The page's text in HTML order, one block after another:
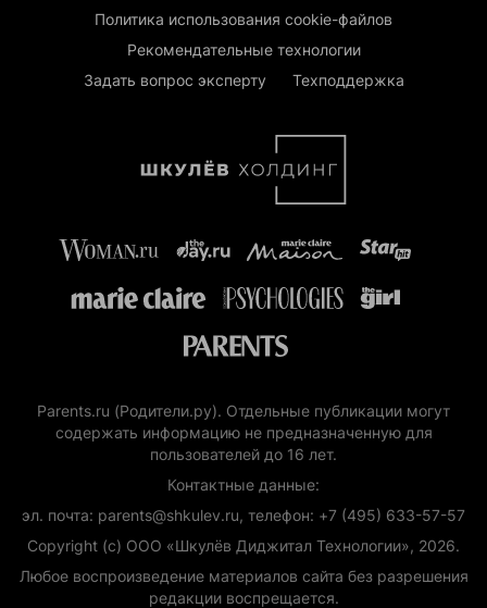
Политика использования cookie-файлов
Рекомендательные технологии
Задать вопрос эксперту
Техподдержка
Parents.ru (Родители.ру). Отдельные публикации могут
содержать информацию не предназначенную для
пользователей до 16 лет.
Контактные данные:
эл. почта: parents@shkulev.ru, телефон: +7 (495) 633-57-57
Copyright (с) ООО «Шкулёв Диджитал Технологии», 2026.
Любое воспроизведение материалов сайта без разрешения
редакции воспрещается.